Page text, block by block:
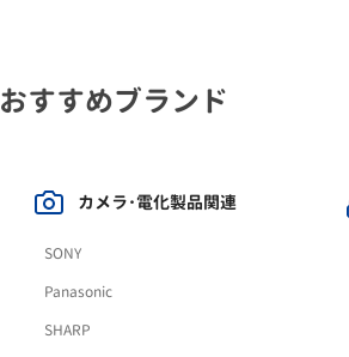
おすすめブランド
カメラ･電化製品関連
SONY
Panasonic
SHARP